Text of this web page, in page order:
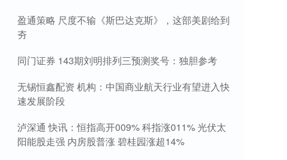
盈通策略 尺度不输《斯巴达克斯》，这部美剧给到
夯
同门证券 143期刘明排列三预测奖号：独胆参考
无锡恒鑫配资 机构：中国商业航天行业有望进入快
速发展阶段
泸深通 快讯：恒指高开009% 科指涨011% 光伏太
阳能股走强 内房股普涨 碧桂园涨超14%